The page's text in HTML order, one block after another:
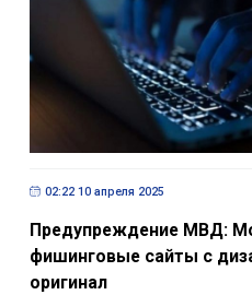
02:22 10 апреля 2025
Предупреждение МВД:
фишинговые сайты с
оригинал